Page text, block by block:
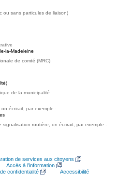
ou sans particules de liaison)
la-Madeleine
de comté (MRC)
de la municipalité
écrirait, par exemple :
signalisation routière, on écrirait, par exemple :
de services aux citoyens
Accès à l’information
confidentialité
Accessibilité